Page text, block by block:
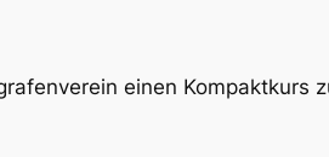
einen Kompaktkurs